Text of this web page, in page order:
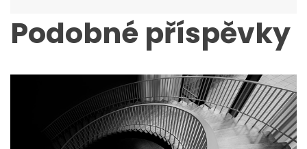
c
e
r
Podobné příspěvky